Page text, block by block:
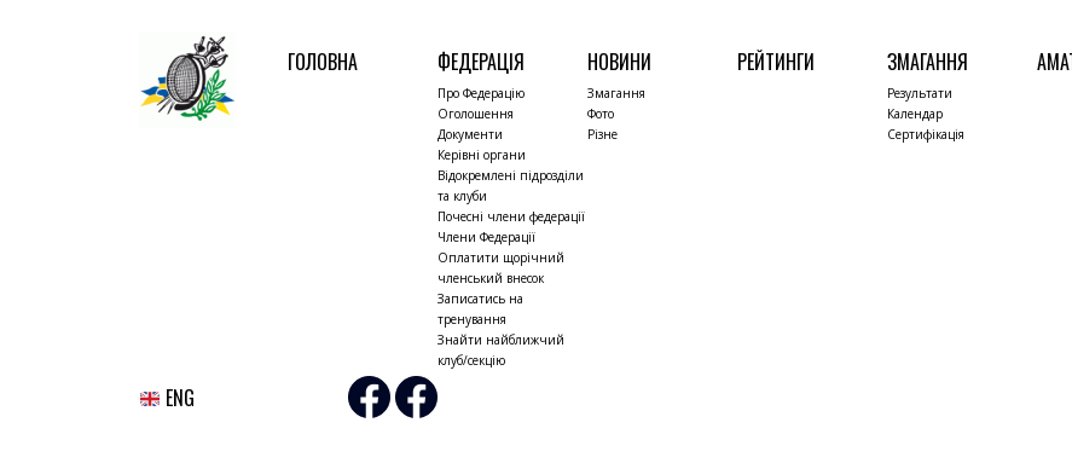
ГОЛОВНА ФЕДЕРАЦІЯ
Про Федерацію
Оголошення
Документи
Керівні органи
Відокремлені підрозділи
та клуби
Почесні члени федерації
Члени Федерації
Оплатити щорічний
членський внесок
Записатись на
тренування
Знайти найближчий
клуб/секцію
НОВИНИ
Змагання
Фото
Різне
РЕЙТИНГИ ЗМАГАННЯ
Результати
Календар
Сертифікація
ENG